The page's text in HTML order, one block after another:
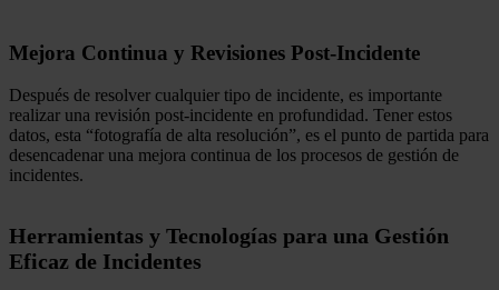
Mejora Continua y Revisiones Post-Incidente
Después de resolver cualquier tipo de incidente, es importante
realizar una revisión post-incidente en profundidad. Tener estos
datos, esta “fotografía de alta resolución”, es el punto de partida para
desencadenar una mejora continua de los procesos de gestión de
incidentes.
Herramientas y Tecnologías para una Gestión
Eficaz de Incidentes